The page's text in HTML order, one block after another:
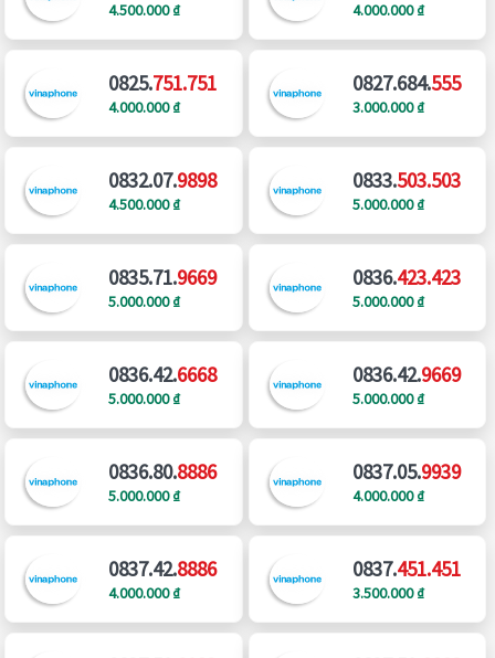
4.500.000 ₫ 4.000.000 ₫
0825.751.751
4.000.000 ₫
0827.684.555
3.000.000 ₫
0832.07.9898
4.500.000 ₫
0833.503.503
5.000.000 ₫
0835.71.9669
5.000.000 ₫
0836.423.423
5.000.000 ₫
0836.42.6668
5.000.000 ₫
0836.42.9669
5.000.000 ₫
0836.80.8886
5.000.000 ₫
0837.05.9939
4.000.000 ₫
0837.42.8886
4.000.000 ₫
0837.451.451
3.500.000 ₫